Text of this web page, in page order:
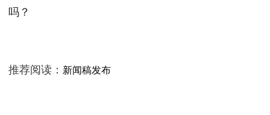
吗？
推荐阅读： 新闻稿发布